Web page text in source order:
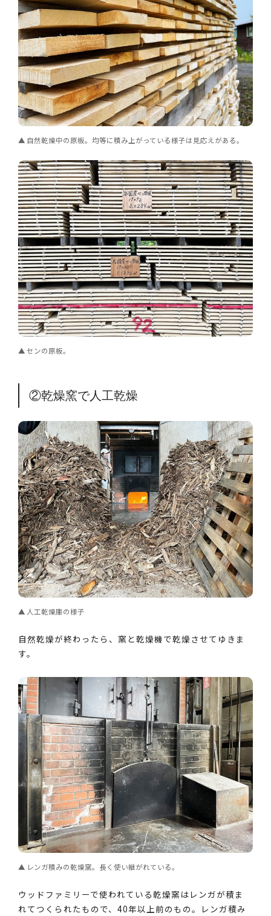
自然乾燥中の原板。均等に積み上がっている様子は見応えがある。
センの原板。
②乾燥窯で人工乾燥
人工乾燥庫の様子
自然乾燥が終わったら、窯と乾燥機で乾燥させてゆきま
す。
レンガ積みの乾燥窯。長く使い継がれている。
ウッドファミリーで使われている乾燥窯はレンガが積ま
れてつくられたもので、40年以上前のもの。レンガ積み